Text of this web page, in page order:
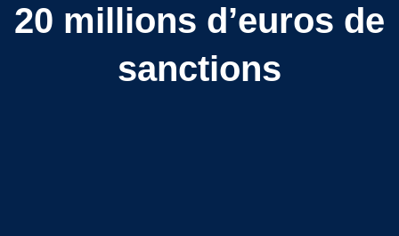
20 millions d’euros de
sanctions